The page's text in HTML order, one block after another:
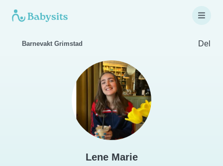
Barnevakt Grimstad Del
Lene Marie